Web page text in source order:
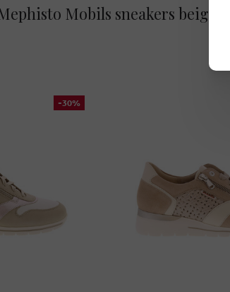
Mobils sneakers beige
-30%